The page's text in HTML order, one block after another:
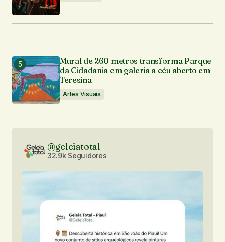
Mural de 260 metros transforma Parque
da Cidadania em galeria a céu aberto em
Teresina
Artes Visuais
@geleiatotal
32.9k Seguidores